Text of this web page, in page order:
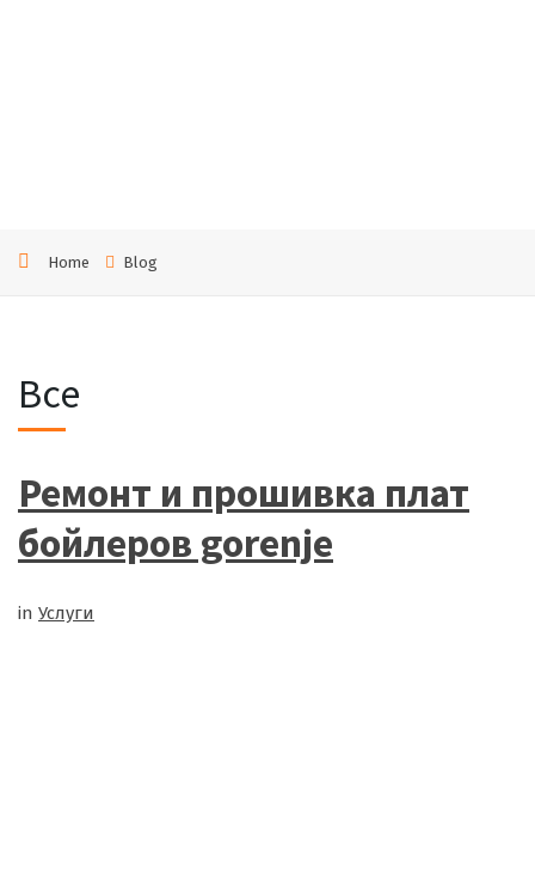
Home Blog
Все
Ремонт и прошивка плат
бойлеров gorenje
in Услуги